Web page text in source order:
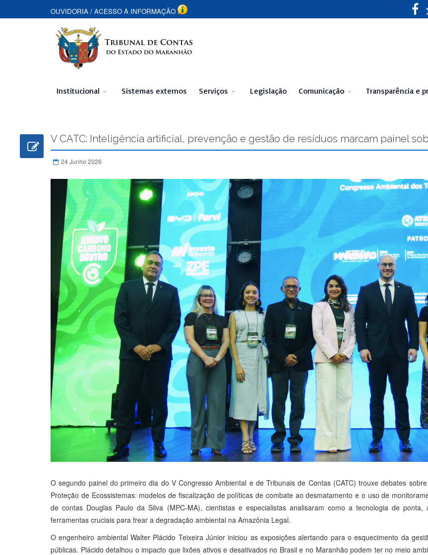
OUVIDORIA / ACESSO À INFORMAÇÃO
Institucional Sistemas externos Serviços Legislação Comunicação Transparência e
V CATC: Inteligência artificial, prevenção e gestão de resíduos marcam painel
24 Junho 2026
O segundo painel do primeiro dia do V Congresso Ambiental e de Tribunais de Contas (CATC) trouxe debates
Proteção de Ecossistemas: modelos de fiscalização de políticas de combate ao desmatamento e o uso de
de contas Douglas Paulo da Silva (MPC-MA), cientistas e especialistas analisaram como a tecnologia de
ferramentas cruciais para frear a degradação ambiental na Amazônia Legal.
O engenheiro ambiental Walter Plácido Teixeira Júnior iniciou as exposições alertando para o esquecimento da
públicas. Plácido detalhou o impacto que lixões ativos e desativados no Brasil e no Maranhão podem ter no meio